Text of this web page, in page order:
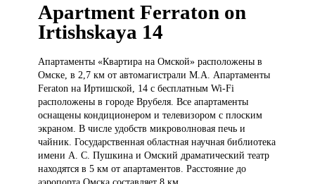
Apartment Ferraton on
Irtishskaya 14
Апартаменты «Квартирана Омской» расположены в
Омске, в 2,7 км от автомагистрали М.А. Апартаменты
Feraton на Иртишской, 14 с бесплатным Wi-Fi
расположены в городе Врубеля. Все апартаменты
оснащены кондиционером и телевизором с плоским
экраном. В числе удобств микроволновая печь и
чайник. Государственная областная научная библиотека
имени А. С. Пушкина и Омский драматический театр
находятся в 5 км от апартаментов. Расстояние до